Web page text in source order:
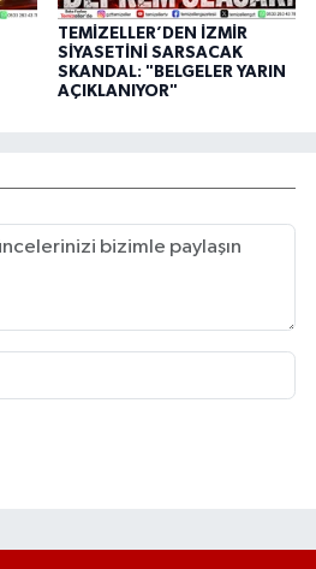
TEMİZELLER’DEN İZMİR
SİYASETİNİ SARSACAK
SKANDAL: "BELGELER YARIN
AÇIKLANIYOR"